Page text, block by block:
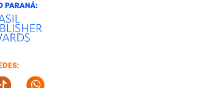
Media
Social Media
Tiktok Social Media
Whatsapp Social Media